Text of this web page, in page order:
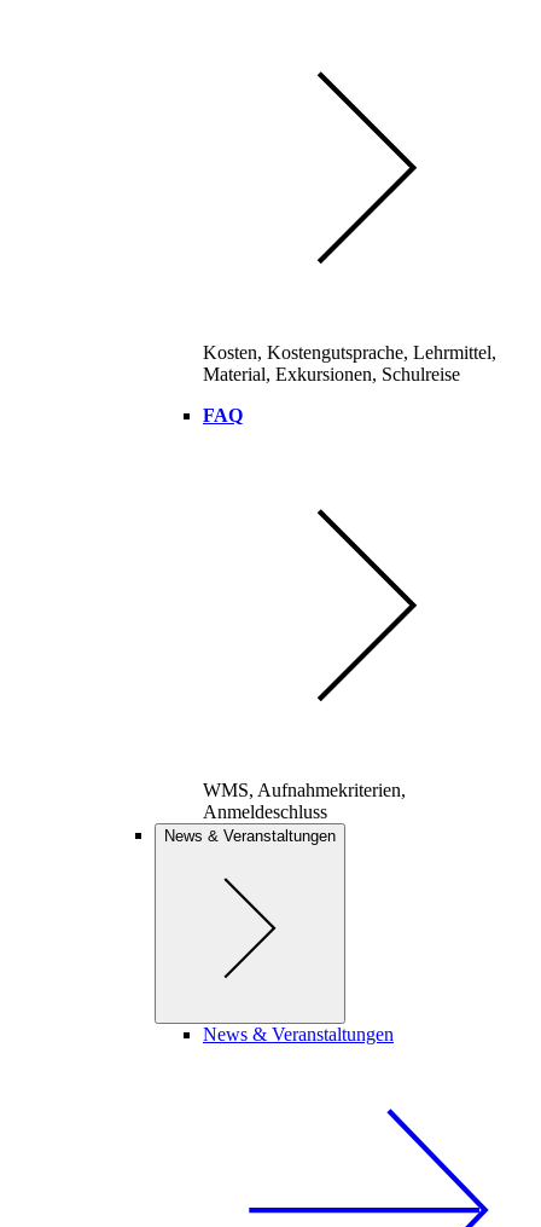
Kosten, Kostengutsprache, Lehrmittel,
Material, Exkursionen, Schulreise
FAQ
WMS, Aufnahmekriterien,
Anmeldeschluss
News & Veranstaltungen
News & Veranstaltungen